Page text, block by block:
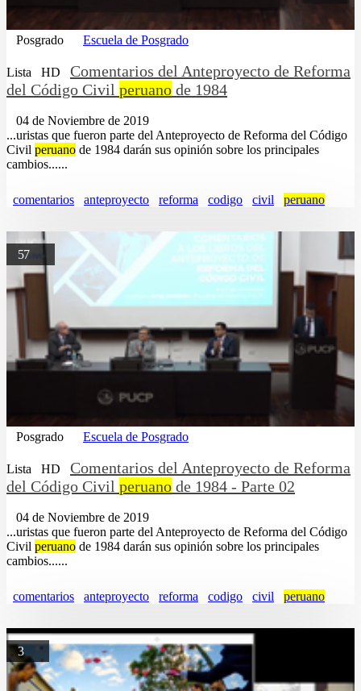
Posgrado Escuela de Posgrado
Lista HD
Comentarios del Anteproyecto de Reforma
del Código Civil peruano de 1984
04 de Noviembre de 2019
...uristas que fueron parte del Anteproyecto de Reforma del Código
Civil peruano de 1984 darán sus opinión sobre los principales
cambios......
comentarios anteproyecto reforma codigo civil peruano
57
Posgrado Escuela de Posgrado
Lista HD
Comentarios del Anteproyecto de Reforma
del Código Civil peruano de 1984 - Parte 02
04 de Noviembre de 2019
...uristas que fueron parte del Anteproyecto de Reforma del Código
Civil peruano de 1984 darán sus opinión sobre los principales
cambios......
comentarios anteproyecto reforma codigo civil peruano
3